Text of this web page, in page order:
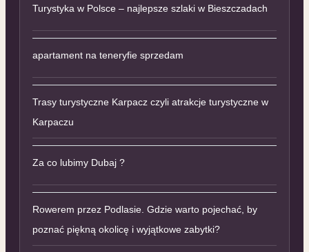
Turystyka w Polsce – najlepsze szlaki w Bieszczadach
apartament na teneryfie sprzedam
Trasy turystyczne Karpacz czyli atrakcje turystyczne w
Karpaczu
Za co lubimy Dubaj ?
Rowerem przez Podlasie. Gdzie warto pojechać, by
poznać piękną okolicę i wyjątkowe zabytki?